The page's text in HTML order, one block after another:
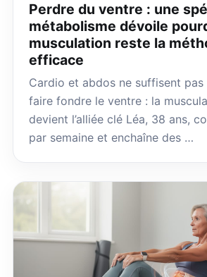
Perdre du ventre : une
métabolisme dévoile
musculation reste la
efficace
Cardio et abdos ne suffisent pas
faire fondre le ventre : la
devient l’alliée clé Léa, 38 ans,
par semaine et enchaîne des …